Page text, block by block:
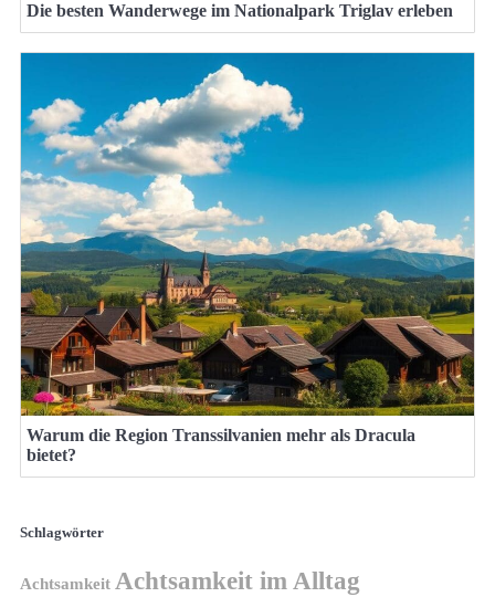
Die besten Wanderwege im Nationalpark Triglav erleben
Warum die Region Transsilvanien mehr als Dracula
bietet?
Schlagwörter
Achtsamkeit Achtsamkeit im Alltag